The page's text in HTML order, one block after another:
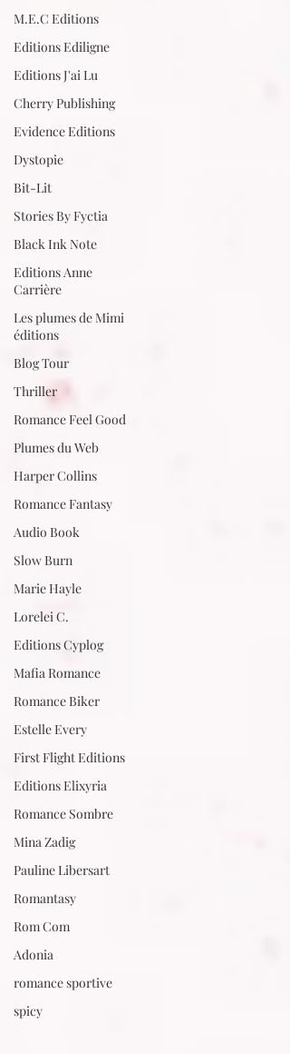
M.E.C Editions
Editions Ediligne
Editions J'ai Lu
Cherry Publishing
Evidence Editions
Dystopie
Bit-Lit
Stories By Fyctia
Black Ink Note
Editions Anne
Carrière
Les plumes de Mimi
éditions
Blog Tour
Thriller
Romance Feel Good
Plumes du Web
Harper Collins
Romance Fantasy
Audio Book
Slow Burn
Marie Hayle
Lorelei C.
Editions Cyplog
Mafia Romance
Romance Biker
Estelle Every
First Flight Editions
Editions Elixyria
Romance Sombre
Mina Zadig
Pauline Libersart
Romantasy
Rom Com
Adonia
romance sportive
spicy